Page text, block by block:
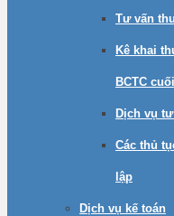
Tư vấn
Kê khai
BCTC
Dịch vụ
Các thủ
lập
Dịch vụ kế toán